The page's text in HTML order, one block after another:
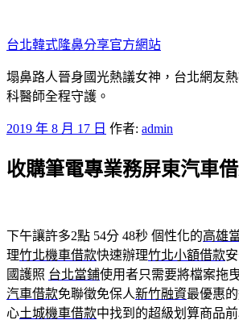
至
主
要
內
台北韓式隆鼻分享官方網站
塌鼻路人晉身國光熱議女神，台北網友
科醫師全程守護。
發
於
2019 年 8 月 17 日 作者: admin
收購筆電專業務屏東汽車
下午讓許多2點 54分 48秒 個性化的高雄
理竹北機車借款快速辦理竹北小額借款
國護照 台北當鋪使用者只需要將檔案拖
汽車借款免聯徵免保人新竹融資最優惠
心土城機車借款中找到的超級划算商品